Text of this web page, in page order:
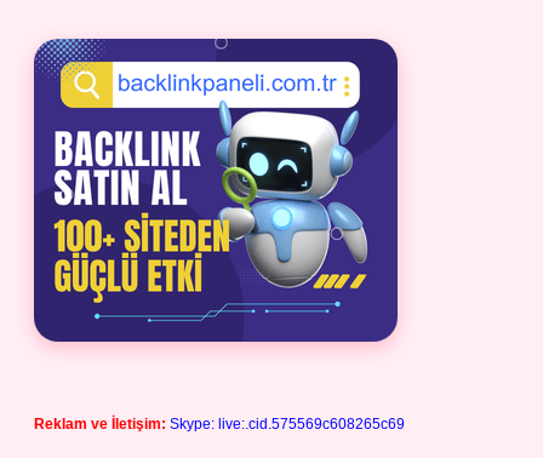
Reklam ve İletişim: Skype: live:.cid.575569c608265c69